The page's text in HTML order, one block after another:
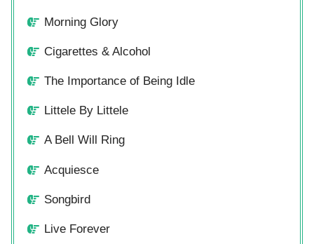
Morning Glory
Cigarettes & Alcohol
The Importance of Being Idle
Littele By Littele
A Bell Will Ring
Acquiesce
Songbird
Live Forever